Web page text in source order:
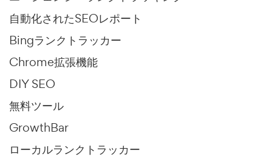
自動化されたSEOレポート
Bingランクトラッカー
Chrome拡張機能
DIY SEO
無料ツール
GrowthBar
ローカルランクトラッカー